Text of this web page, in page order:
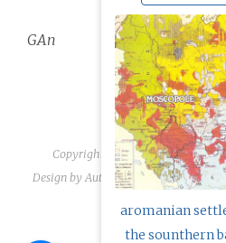
aromanian
the sounthern
GAn
Copyright ©2026linguae
Design byAutomattic | Blogger